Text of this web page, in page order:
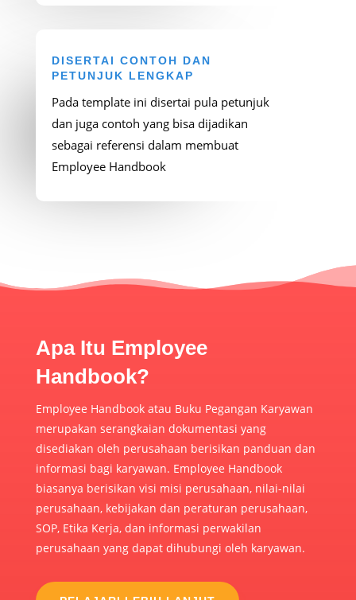
DISERTAI CONTOH DAN
PETUNJUK LENGKAP
Pada template ini disertai pula petunjuk
dan juga contoh yang bisa dijadikan
sebagai referensi dalam membuat
Employee Handbook
Apa Itu Employee
Handbook?
Employee Handbook atau Buku Pegangan Karyawan
merupakan serangkaian dokumentasi yang
disediakan oleh perusahaan berisikan panduan dan
informasi bagi karyawan. Employee Handbook
biasanya berisikan visi misi perusahaan, nilai-nilai
perusahaan, kebijakan dan peraturan perusahaan,
SOP, Etika Kerja, dan informasi perwakilan
perusahaan yang dapat dihubungi oleh karyawan.